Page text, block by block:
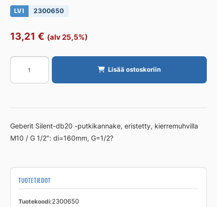
LVI 2300650
13,21 € (alv 25,5%)
Putkikannake
Geberit
Silent-
160
,
eristetty
Lisää ostoskoriin
Geberit Silent-db20 -putkikannake, eristetty, kierremuhvilla
M10 / G 1/2": di=160mm, G=1/2?
TUOTETIEDOT
Tuotekoodi 2300650